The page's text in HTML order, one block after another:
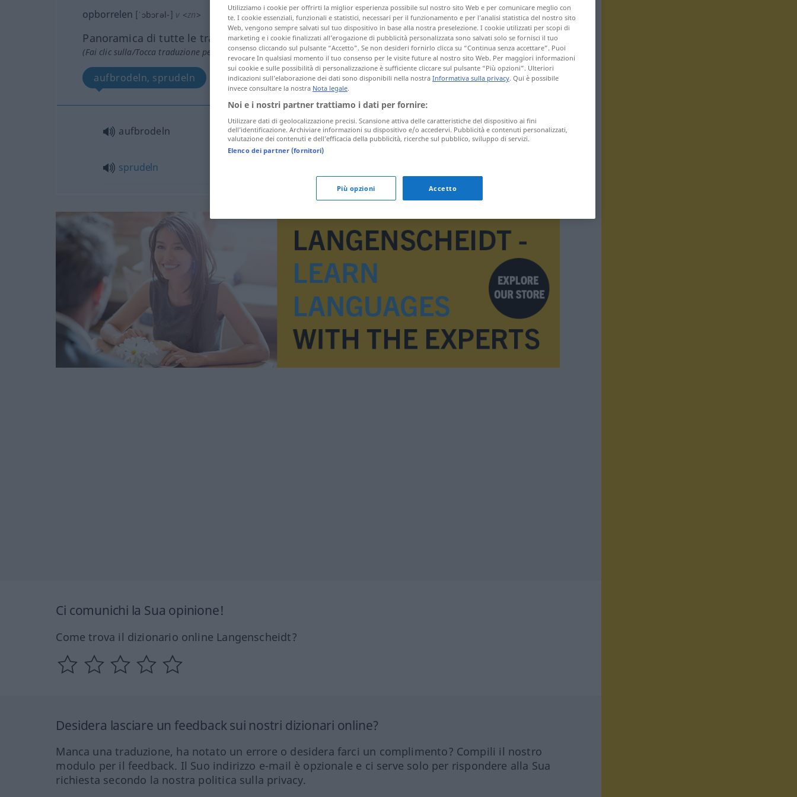
opborrelen [ˈɔbɔrəl-] v <zn>
Panoramica di tutte le traduzion
(Fai clic sulla/Tocca traduzione per maggiori dettagli)
aufbrodeln, sprudeln
aufbrodeln opborrelen
sprudeln
Ci comunichi la Sua opinione!
Come trova il dizionario online Langenscheidt?
Desidera lasciare un feedback sui nostri dizionari online?
Manca una traduzione, ha notato un errore o desidera farci un complimento? Compili il nostro
modulo per il feedback. Il Suo indirizzo e-mail è opzionale e ci serve solo per rispondere alla Sua
richiesta secondo la nostra politica sulla privacy.
Utilizziamo i cookie per offrirti la miglior esperienza possibile sul nostro sito Web e per comunicare meglio con
te. I cookie essenziali, funzionali e statistici, necessari per il funzionamento e per l’analisi statistica del nostro sito
Web, vengono sempre salvati sul tuo dispositivo in base alla nostra preselezione. I cookie utilizzati per scopi di
marketing e i cookie finalizzati all’erogazione di pubblicità personalizzata sono salvati solo se fornisci il tuo
consenso cliccando sul pulsante “Accetto”. Se non desideri fornirlo clicca su “Continua senza accettare”. Puoi
revocare In qualsiasi momento il tuo consenso per le visite future al nostro sito Web. Per maggiori informazioni
sui cookie e sulle possibilità di personalizzazione è sufficiente cliccare sul pulsante “Più opzioni”. Ulteriori
indicazioni sull’elaborazione dei dati sono disponibili nella nostra Informativa sulla privacy. Qui è possibile
invece consultare la nostra Nota legale.
Noi e i nostri partner trattiamo i dati per fornire:
Utilizzare dati di geolocalizzazione precisi. Scansione attiva delle caratteristiche del dispositivo ai fini
dell’identificazione. Archiviare informazioni su dispositivo e/o accedervi. Pubblicità e contenuti personalizzati,
valutazione dei contenuti e dell’efficacia della pubblicità, ricerche sul pubblico, sviluppo di servizi.
Elenco dei partner (fornitori)
Più opzioni Accetto